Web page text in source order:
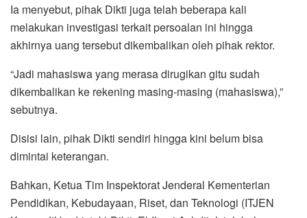
Ia menyebut, pihak Dikti juga telah beberapa kali
melakukan investigasi terkait persoalan ini hingga
akhirnya uang tersebut dikembalikan oleh pihak rektor.
“Jadi mahasiswa yang merasa dirugikan gitu sudah
dikembalikan ke rekening masing-masing (mahasiswa),”
sebutnya.
Disisi lain, pihak Dikti sendiri hingga kini belum bisa
dimintai keterangan.
Bahkan, Ketua Tim Inspektorat Jenderal Kementerian
Pendidikan, Kebudayaan, Riset, dan Teknologi (ITJEN